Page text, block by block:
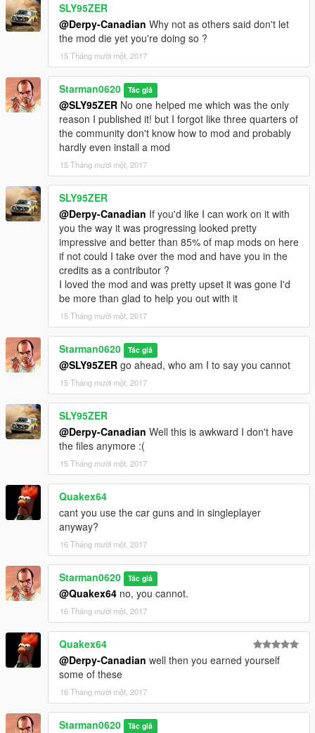
SLY95ZER
@Derpy-Canadian Why not as others said don't let
the mod die yet you're doing so ?
15 Tháng mười một, 2017
Starman0620 Tác giả
@SLY95ZER No one helped me which was the only
reason I published it! but I forgot like three quarters of
the community don't know how to mod and probably
hardly even install a mod
15 Tháng mười một, 2017
SLY95ZER
@Derpy-Canadian If you'd like I can work on it with
you the way it was progressing looked pretty
impressive and better than 85% of map mods on here
if not could I take over the mod and have you in the
credits as a contributor ?
I loved the mod and was pretty upset it was gone I'd
be more than glad to help you out with it
15 Tháng mười một, 2017
Starman0620 Tác giả
@SLY95ZER go ahead, who am I to say you cannot
15 Tháng mười một, 2017
SLY95ZER
@Derpy-Canadian Well this is awkward I don't have
the files anymore :(
15 Tháng mười một, 2017
Quakex64
cant you use the car guns and in singleplayer
anyway?
16 Tháng mười một, 2017
Starman0620 Tác giả
@Quakex64 no, you cannot.
16 Tháng mười một, 2017
Quakex64
@Derpy-Canadian well then you earned yourself
some of these
16 Tháng mười một, 2017
Starman0620 Tác giả